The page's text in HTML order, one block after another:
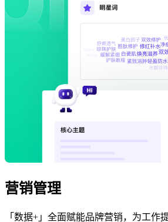
营销管理
「数据+」全面赋能品牌营销，为工作